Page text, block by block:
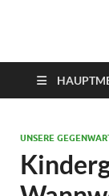
UNSERE